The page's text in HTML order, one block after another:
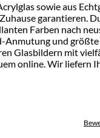
sowie aus
garantieren.
Farben nach
Anmutung und
Glasbildern mit
online. Wir liefern